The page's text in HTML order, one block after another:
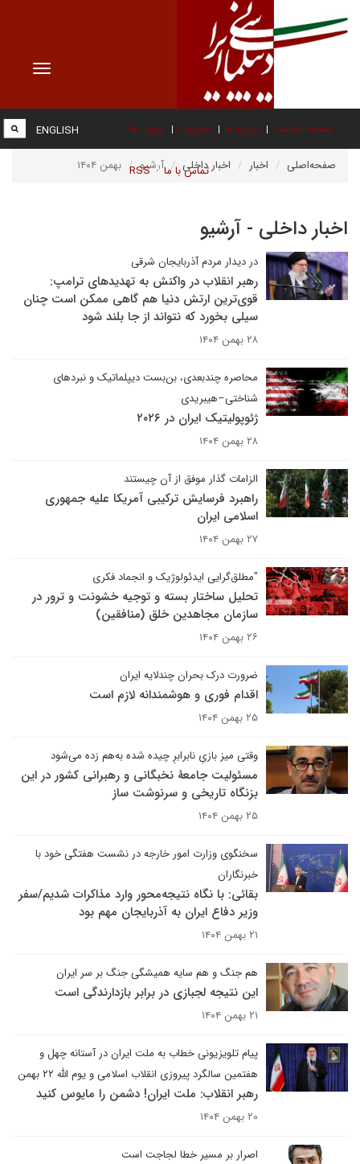
Toggle
صفحه نخست درباره ما عضویت پیوند ها
تماس با ما RSS
ENGLISH
صفحه‌اصلی اخبار اخبار داخلی آرشیو بهمن ۱۴۰۴
اخبار داخلی - آرشیو
در دیدار مردم آذربایجان شرقی
رهبر انقلاب در واکنش به تهدیدهای ترامپ:
قوی‌ترین ارتش دنیا هم گاهی ممکن است چنان
سیلی بخورد که نتواند از جا بلند شود
۲۸ بهمن ۱۴۰۴
محاصره چندبعدی، بن‌بست دیپلماتیک و نبردهای
شناختی–هیبریدی
ژئوپولیتیک ایران در ۲۰۲۶
۲۸ بهمن ۱۴۰۴
الزامات گذار موفق از آن چیستند
راهبرد فرسایش ترکیبی آمریکا علیه جمهوری
اسلامی ایران
۲۷ بهمن ۱۴۰۴
"مطلق‌گرایی ایدئولوژیک و انجماد فکری
تحلیل ساختار بسته و توجیه خشونت و ترور در
سازمان مجاهدین خلق (منافقین)
۲۶ بهمن ۱۴۰۴
ضرورت درک بحران چندلایه ایران
اقدام فوری و هوشمندانه لازم است
۲۵ بهمن ۱۴۰۴
وقتی میز بازیِ نابرابرِ چیده شده به‌هم زده می‌شود
مسئولیت جامعۀ نخبگانی و رهبرانی کشور در این
بزنگاه تاریخی و سرنوشت ساز
۲۵ بهمن ۱۴۰۴
سخنگوی وزارت امور خارجه در نشست هفتگی خود با
خبرنگاران
بقائی: با نگاه نتیجه‌محور وارد مذاکرات شدیم/سفر
وزیر دفاع ایران به آذربایجان مهم بود
۲۱ بهمن ۱۴۰۴
هم جنگ و هم سایه همیشگی جنگ بر سر ایران
این نتیجه لجبازی در برابر بازدارندگی است
۲۱ بهمن ۱۴۰۴
پیام تلویزیونی خطاب به ملت ایران در آستانه چهل و
هفتمین سالگرد پیروزی انقلاب اسلامی و یوم الله ۲۲ بهمن
رهبر انقلاب: ملت ایران! دشمن را مایوس کنید
۲۰ بهمن ۱۴۰۴
اصرار بر مسیر خطا لجاجت است